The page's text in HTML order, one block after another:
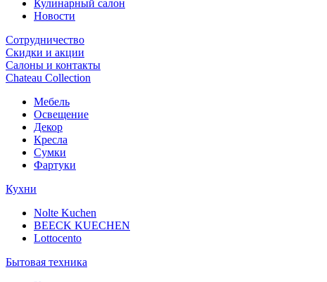
Кулинарный салон
Новости
Сотрудничество
Скидки и акции
Салоны и контакты
Chateau Collection
Мебель
Освещение
Декор
Кресла
Сумки
Фартуки
Кухни
Nolte Kuchen
BEECK KUECHEN
Lottocento
Бытовая техника